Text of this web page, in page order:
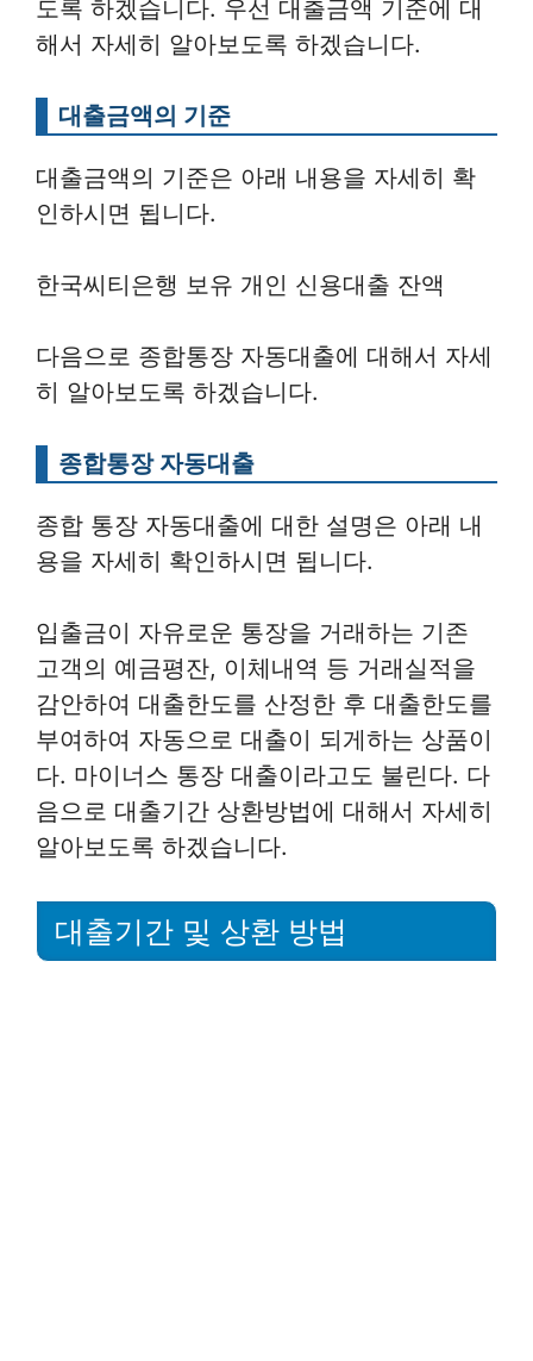
도록 하겠습니다. 우선 대출금액 기준에 대
해서 자세히 알아보도록 하겠습니다.
대출금액의 기준
대출금액의 기준은 아래 내용을 자세히 확
인하시면 됩니다.
한국씨티은행 보유 개인 신용대출 잔액
다음으로 종합통장 자동대출에 대해서 자세
히 알아보도록 하겠습니다.
종합통장 자동대출
종합 통장 자동대출에 대한 설명은 아래 내
용을 자세히 확인하시면 됩니다.
입출금이 자유로운 통장을 거래하는 기존
고객의 예금평잔, 이체내역 등 거래실적을
감안하여 대출한도를 산정한 후 대출한도를
부여하여 자동으로 대출이 되게하는 상품이
다. 마이너스 통장 대출이라고도 불린다. 다
음으로 대출기간 상환방법에 대해서 자세히
알아보도록 하겠습니다.
대출기간 및 상환 방법